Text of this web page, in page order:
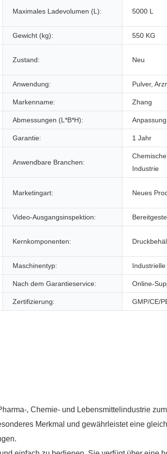
Maximales Ladevolumen (L): 5000 L
Gewicht (kg): 550 KG
Zustand: Neu
Anwendung: Pulver,
Markenname: Zhang
Abmessungen (L*B*H): Anpassung
Garantie: 1 Jahr
Anwendbare Branchen:
Industrie
Marketingart: Neues
Video-Ausgangsinspektion:
Kernkomponenten:
Maschinentyp:
Nach dem Garantieservice: Online-
Zertifizierung: GMP/CE/
, Chemie- und Lebensmittelindustrie
Merkmal und gewährleistet eine